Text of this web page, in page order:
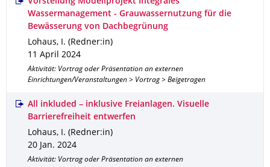
Wassermanagement - Grauwassernutzung für die
Bewässerung von Dachbegrünung
Lohaus, I. (Redner:in)
11 April 2024
Aktivität: Vortrag oder Präsentation an externen
Einrichtungen/Veranstaltungen > Vortrag > Beigetragen
All inkluded – inklusive Freianlagen. Visuelle
Barrierefreiheit entwerfen
Lohaus, I. (Redner:in)
20 Jan. 2024
Aktivität: Vortrag oder Präsentation an externen